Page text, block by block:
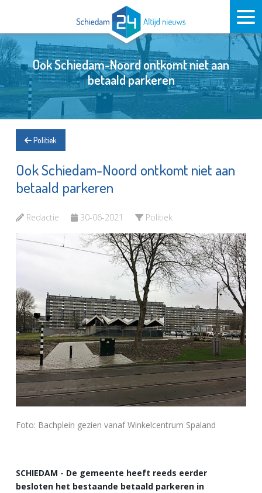
Ook Schiedam-Noord ontkomt niet aan
betaald parkeren
Politiek
Ook Schiedam-Noord ontkomt niet aan
betaald parkeren
Redactie 30-06-2021 Politiek
Foto: Bachplein gezien vanaf Winkelcentrum Spaland
SCHIEDAM - De gemeente heeft reeds eerder
besloten het bestaande betaald parkeren in